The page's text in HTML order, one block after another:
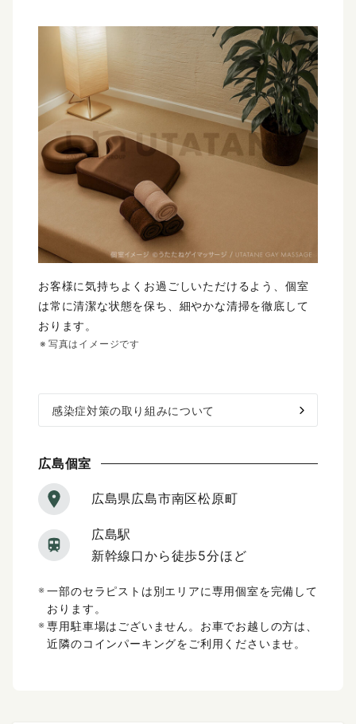
お客様に気持ちよくお過ごしいただけるよう、個室
は常に清潔な状態を保ち、細やかな清掃を徹底して
おります。
写真はイメージです
感染症対策の取り組みについて
広島個室
広島県広島市南区松原町
広島駅
新幹線口から徒歩5分ほど
一部のセラピストは別エリアに専用個室を完備して
おります。
専用駐車場はございません。お車でお越しの方は、
近隣のコインパーキングをご利用くださいませ。